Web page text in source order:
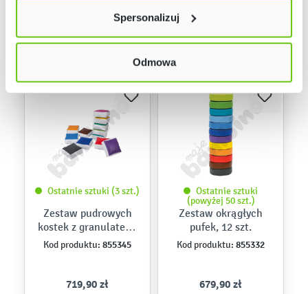
Polityce prywatności
Spersonalizuj
Odmowa
Ostatnie sztuki (3 szt.)
Zestaw pudrowych
kostek z granulatem,
12 szt.
Kod produktu: 855345
719,90 zł
Ostatnie sztuki
(powyżej 50 szt.)
Zestaw okrągłych
pufek, 12 szt.
Kod produktu: 855332
679,90 zł